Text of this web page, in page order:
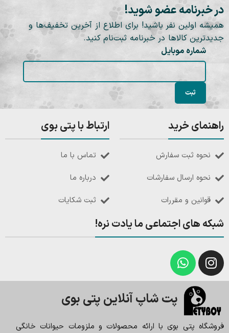
در خبرنامه عضو شوید!
همیشه اولین نفر باشید! برای اطلاع از آخرین تخفیف‌ها و
جدیدترین کالاها در خبرنامه ثبت‌نام کنید.
شماره موبایل
راهنمای خرید
نحوه ثبت سفارش
نحوه ارسال سفارشات
قوانین و مقررات
ارتباط با پتی بوی
تماس با ما
درباره ما
ثبت شکایات
شبکه های اجتماعی ما یادت نره!
پت شاپ آنلاین پتی بوی
فروشگاه پتی بوی با ارائه محصولات و ملزومات حیوانات خانگی